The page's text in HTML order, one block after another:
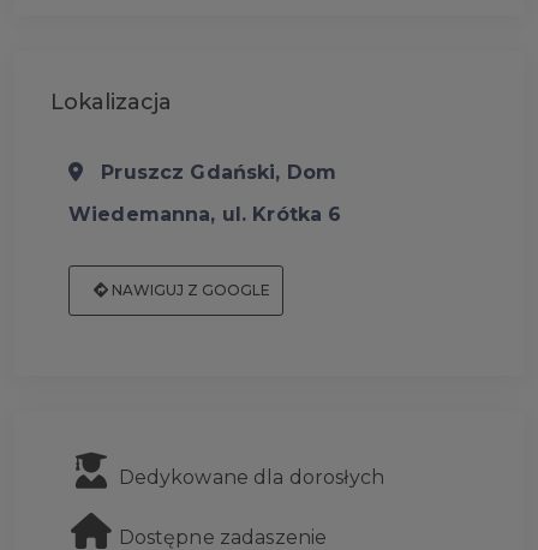
Lokalizacja
Pruszcz Gdański, Dom
Wiedemanna, ul. Krótka 6
NAWIGUJ Z GOOGLE
Dedykowane dla dorosłych
Dostępne zadaszenie